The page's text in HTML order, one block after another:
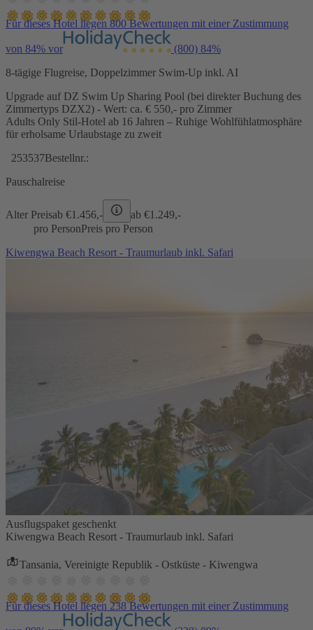
Für dieses Hotel liegen 800 Bewertungen mit einer Zustimmung
von 84% vor (800) 84%
8-tägige Flugreise, Doppelzimmer Swim-Up inkl. AI
Upgrade auf DZ Swim Up Sharing Pool (bei direkter Buchung des
Zimmertyps DZX2) - Wert: ca. € 550,- pro Zimmer
Adults Only Stil-Hotel ab 16 Jahren – Ruhige Wohlfühlatmosphäre
für erholsame Urlaubstage zu zweit
253537Bestellnr.:
Pauschalreise
Alter Preisab €1.456,- ab €1.249,-
pro PersonPreis pro Person
Kiwengwa Beach Resort - Traumurlaub inkl. Safari
Ausflugspaket geschenkt
Kiwengwa Beach Resort - Traumurlaub inkl. Safari
Tansania, Vereinigte Republik - Ostküste - Kiwengwa
Für dieses Hotel liegen 238 Bewertungen mit einer Zustimmung